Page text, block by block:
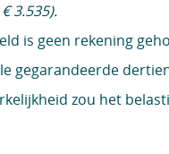
3.535).
is geen rekening
gegarandeerde
zou het